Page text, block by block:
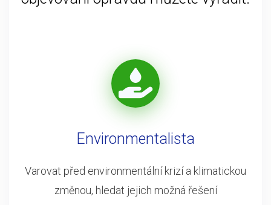
Environmentalista
Varovat před environmentální krizí a klimatickou
změnou, hledat jejich možná řešení